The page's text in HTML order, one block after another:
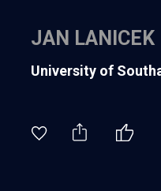
JAN LANICEK
university of